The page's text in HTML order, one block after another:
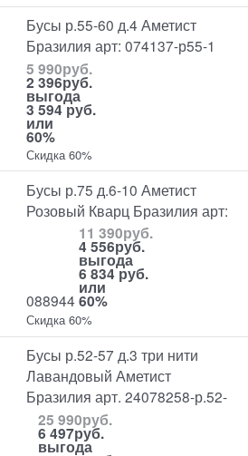
Бусы р.55-60 д.4 Аметист
Бразилия арт: 074137-р55-1
5 990руб.
2 396руб.
выгода
3 594 руб.
или
60%
Скидка 60%
Бусы р.75 д.6-10 Аметист
Розовый Кварц Бразилия арт:
088944
11 390руб.
4 556руб.
выгода
6 834 руб.
или
60%
Скидка 60%
Бусы р.52-57 д.3 три нити
Лавандовый Аметист
Бразилия арт. 24078258-р.52-
25 990руб.
6 497руб.
выгода